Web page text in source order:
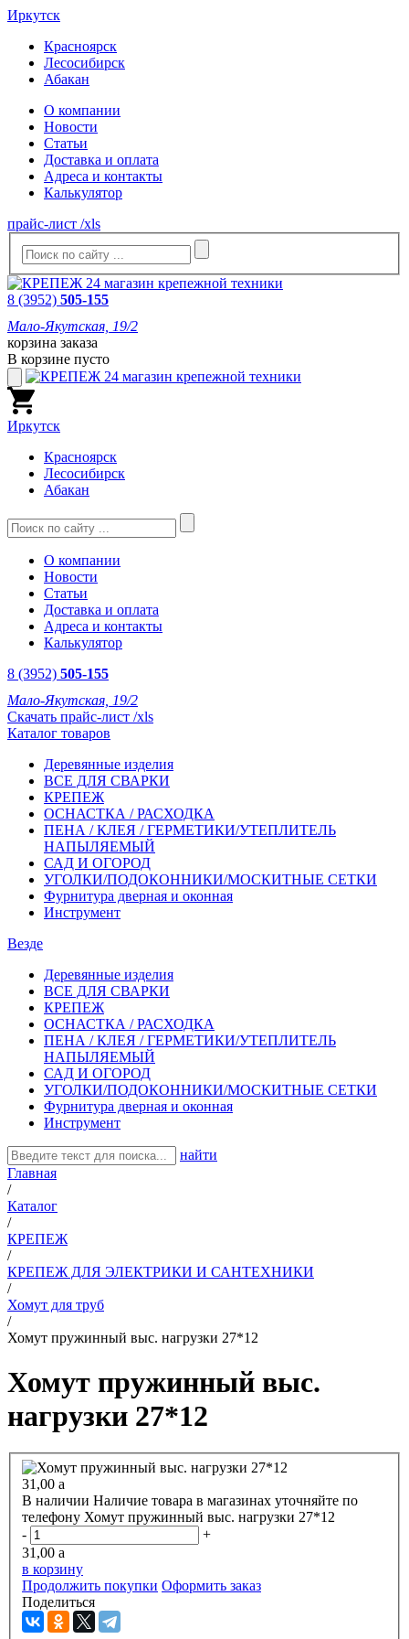
Иркутск
Красноярск
Лесосибирск
Абакан
О компании
Новости
Статьи
Доставка и оплата
Адреса и контакты
Калькулятор
прайс-лист /xls
8 (3952) 505-155
Мало-Якутская, 19/2
корзина заказа
В корзине пусто
Иркутск
Красноярск
Лесосибирск
Абакан
О компании
Новости
Статьи
Доставка и оплата
Адреса и контакты
Калькулятор
8 (3952) 505-155
Мало-Якутская, 19/2
Скачать прайс-лист /xls
Каталог товаров
Деревянные изделия
ВСЕ ДЛЯ СВАРКИ
КРЕПЕЖ
ОСНАСТКА / РАСХОДКА
ПЕНА / КЛЕЯ / ГЕРМЕТИКИ/УТЕПЛИТЕЛЬ
НАПЫЛЯЕМЫЙ
САД И ОГОРОД
УГОЛКИ/ПОДОКОННИКИ/МОСКИТНЫЕ СЕТКИ
Фурнитура дверная и оконная
Инструмент
Везде
Деревянные изделия
ВСЕ ДЛЯ СВАРКИ
КРЕПЕЖ
ОСНАСТКА / РАСХОДКА
ПЕНА / КЛЕЯ / ГЕРМЕТИКИ/УТЕПЛИТЕЛЬ
НАПЫЛЯЕМЫЙ
САД И ОГОРОД
УГОЛКИ/ПОДОКОННИКИ/МОСКИТНЫЕ СЕТКИ
Фурнитура дверная и оконная
Инструмент
найти
Главная
/
Каталог
/
КРЕПЕЖ
/
КРЕПЕЖ ДЛЯ ЭЛЕКТРИКИ И САНТЕХНИКИ
/
Хомут для труб
/
Хомут пружинный выс. нагрузки 27*12
Хомут пружинный выс.
нагрузки 27*12
31,00 a
В наличии Наличие товара в магазинах уточняйте по
телефону Хомут пружинный выс. нагрузки 27*12
-
+
31,00 a
в корзину
Продолжить покупки Оформить заказ
Поделиться